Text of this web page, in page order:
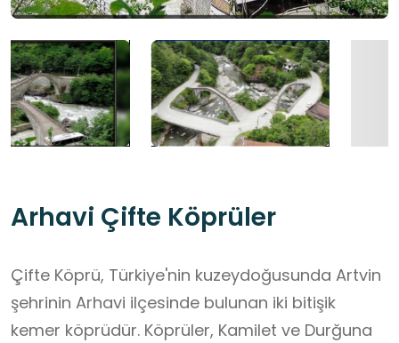
Arhavi Çifte Köprüler
Çifte Köprü, Türkiye'nin kuzeydoğusunda Artvin
şehrinin Arhavi ilçesinde bulunan iki bitişik
kemer köprüdür. Köprüler, Kamilet ve Durğuna